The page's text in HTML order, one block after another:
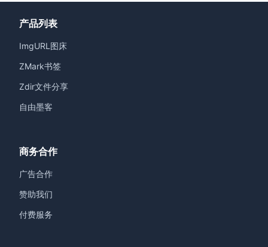
产品列表
ImgURL图床
ZMark书签
Zdir文件分享
自由墨客
商务合作
广告合作
赞助我们
付费服务